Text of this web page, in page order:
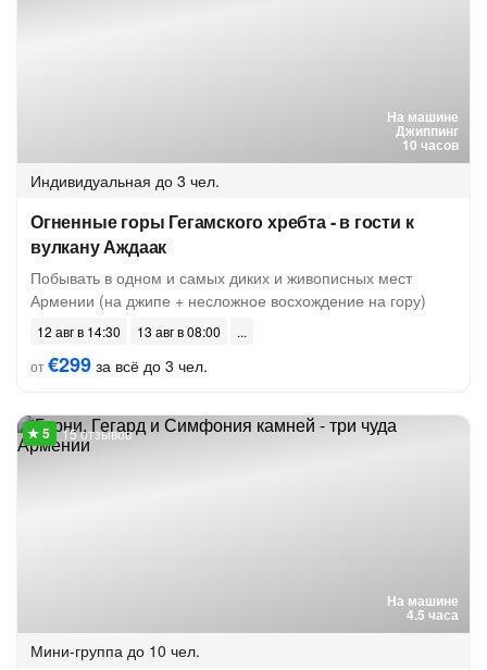
На машине
Джиппинг
10 часов
Индивидуальная до 3 чел.
Огненные горы Гегамского хребта - в гости к
вулкану Аждаак
Побывать в одном и самых диких и живописных мест
Армении (на джипе + несложное восхождение на гору)
12 авг в 14:30
13 авг в 08:00
от€299 за всё до 3 чел.
На машине
4.5 часа
15 отзывов
Мини-группа до 10 чел.